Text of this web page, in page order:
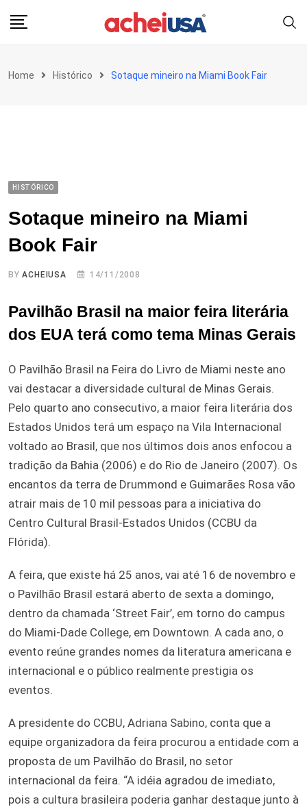
Home Histórico Sotaque mineiro na Miami Book Fair
HISTÓRICO
Sotaque mineiro na Miami
Book Fair
BYACHEIUSA 14/11/2008
Pavilhão Brasil na maior feira literária
dos EUA terá como tema Minas Gerais
O Pavilhão Brasil na Feira do Livro de Miami neste ano
vai destacar a diversidade cultural de Minas Gerais.
Pelo quarto ano consecutivo, a maior feira literária dos
Estados Unidos terá um espaço na Vila Internacional
voltado ao Brasil, que nos últimos dois anos enfocou a
tradição da Bahia (2006) e do Rio de Janeiro (2007). Os
encantos da terra de Drummond e Guimarães Rosa vão
atrair mais de 10 mil pessoas para a iniciativa do
Centro Cultural Brasil-Estados Unidos (CCBU da
Flórida).
A feira, que existe há 25 anos, vai até 16 de novembro e
o Pavilhão Brasil estará aberto de sexta a domingo,
dentro da chamada ‘Street Fair’, em torno do campus
do Miami-Dade College, em Downtown. A cada ano, o
evento reúne grandes nomes da literatura americana e
internacional e o público realmente prestigia os
eventos.
A presidente do CCBU, Adriana Sabino, conta que a
equipe organizadora da feira procurou a entidade com a
proposta de um Pavilhão do Brasil, no setor
internacional da feira. “A idéia agradou de imediato,
pois a cultura brasileira poderia ganhar destaque junto à